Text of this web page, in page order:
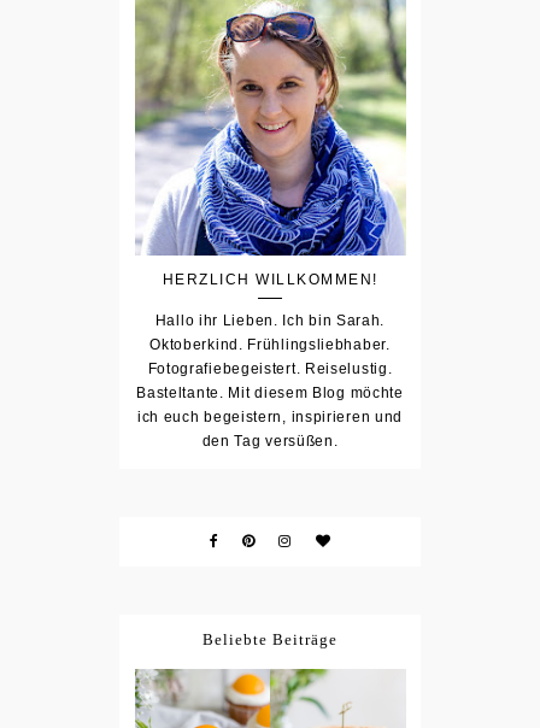
HERZLICH WILLKOMMEN!
Hallo ihr Lieben. Ich bin Sarah.
Oktoberkind. Frühlingsliebhaber.
Fotografiebegeistert. Reiselustig.
Basteltante. Mit diesem Blog möchte
ich euch begeistern, inspirieren und
den Tag versüßen.
Beliebte Beiträge